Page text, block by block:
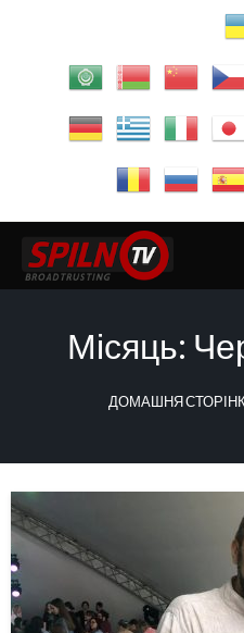
Дивись Думай Дій
Місяць:
ДОМАШНЯ